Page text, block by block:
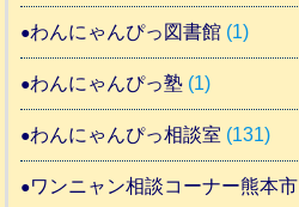
わんにゃんぴっ図書館 (1)
わんにゃんぴっ塾 (1)
わんにゃんぴっ相談室 (131)
ワンニャン相談コーナー熊本市